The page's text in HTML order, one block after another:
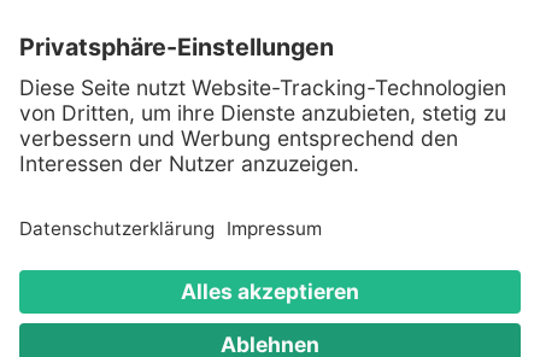
Sicher bezahlen mit:
Alle genannten Produkte und Logos sind eingetragene
Warenzeichen der jeweiligen Hersteller.
Copyright © 2008 - 2026 Toys for Fun GmbH - Alle
Rechte vorbehalten